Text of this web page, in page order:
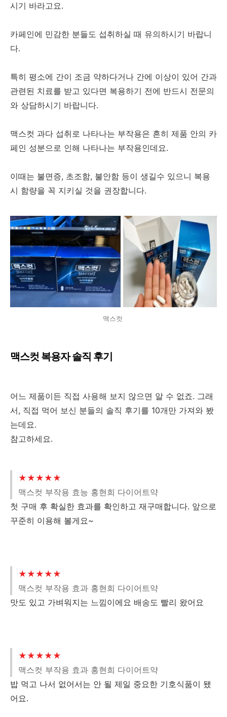
시기 바라고요.
카페인에 민감한 분들도 섭취하실 때 유의하시기 바랍니
다.
특히 평소에 간이 조금 약하다거나 간에 이상이 있어 간과
관련된 치료를 받고 있다면 복용하기 전에 반드시 전문의
와 상담하시기 바랍니다.
맥스컷 과다 섭취로 나타나는 부작용은 흔히 제품 안의 카
페인 성분으로 인해 나타나는 부작용인데요.
이때는 불면증, 초조함, 불안함 등이 생길수 있으니 복용
시 함량을 꼭 지키실 것을 권장합니다.
맥스컷
맥스컷 복용자 솔직 후기
어느 제품이든 직접 사용해 보지 않으면 알 수 없죠. 그래
서, 직접 먹어 보신 분들의 솔직 후기를 10개만 가져와 봤
는데요.
참고하세요.
★★★★★
맥스컷 부작용 효능 홍현희 다이어트약
첫 구매 후 확실한 효과를 확인하고 재구매합니다. 앞으로
꾸준히 이용해 볼게요~
★★★★★
맥스컷 부작용 효과 홍현희 다이어트약
맛도 있고 가벼워지는 느낌이에요 배송도 빨리 왔어요
★★★★★
맥스컷 부작용 효과 홍현희 다이어트약
밥 먹고 나서 없어서는 안 될 제일 중요한 기호식품이 됐
어요.